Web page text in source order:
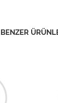
BENZER